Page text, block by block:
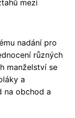
mezi
nadání pro
různých
manželství se
a
na obchod a